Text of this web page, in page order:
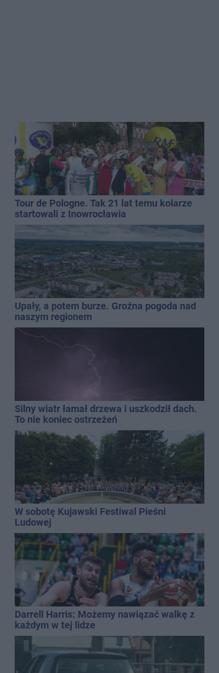
Tour de Pologne. Tak 21 lat temu kolarze
startowali z Inowrocławia
Upały, a potem burze. Groźna pogoda nad
naszym regionem
Silny wiatr łamał drzewa i uszkodził dach.
To nie koniec ostrzeżeń
W sobotę Kujawski Festiwal Pieśni
Ludowej
Darrell Harris: Możemy nawiązać walkę z
każdym w tej lidze